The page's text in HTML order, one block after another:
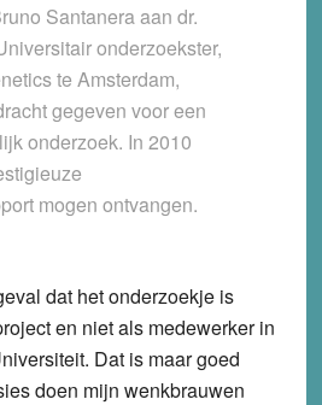
Santanera aan dr.
onderzoekster,
te Amsterdam,
gegeven voor een
onderzoek. In 2010
mogen ontvangen.
dat het onderzoekje is
en niet als medewerker in
Dat is maar goed
doen mijn wenkbrauwen